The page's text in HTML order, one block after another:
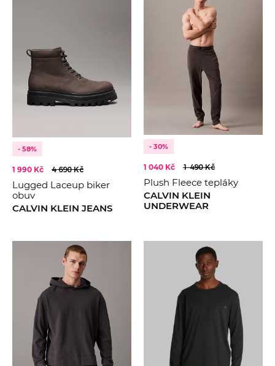
- 58%
1 990 Kč 4 690 Kč
Lugged Laceup biker
obuv
CALVIN KLEIN JEANS
- 30%
1 040 Kč 1 490 Kč
Plush Fleece tepláky
CALVIN KLEIN
UNDERWEAR